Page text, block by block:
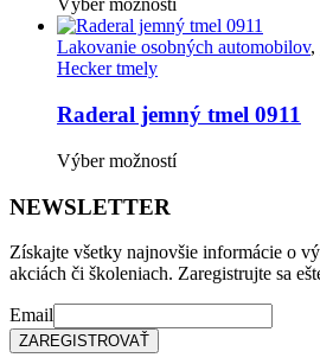
vybrať
na
stránke
Výber možností
produkt
má
Možnosti
si
môžete
vybrať
Lakovanie osobných automobilov,
Hecker tmely
Raderal jemný tmel 0911
Výber možnostíTento
variantov.
Možnosti
môžete
vybrať
NEWSLETTER
Získajte všetky najnovšie informácie o
akciách či školeniach. Zaregistrujte sa
Email